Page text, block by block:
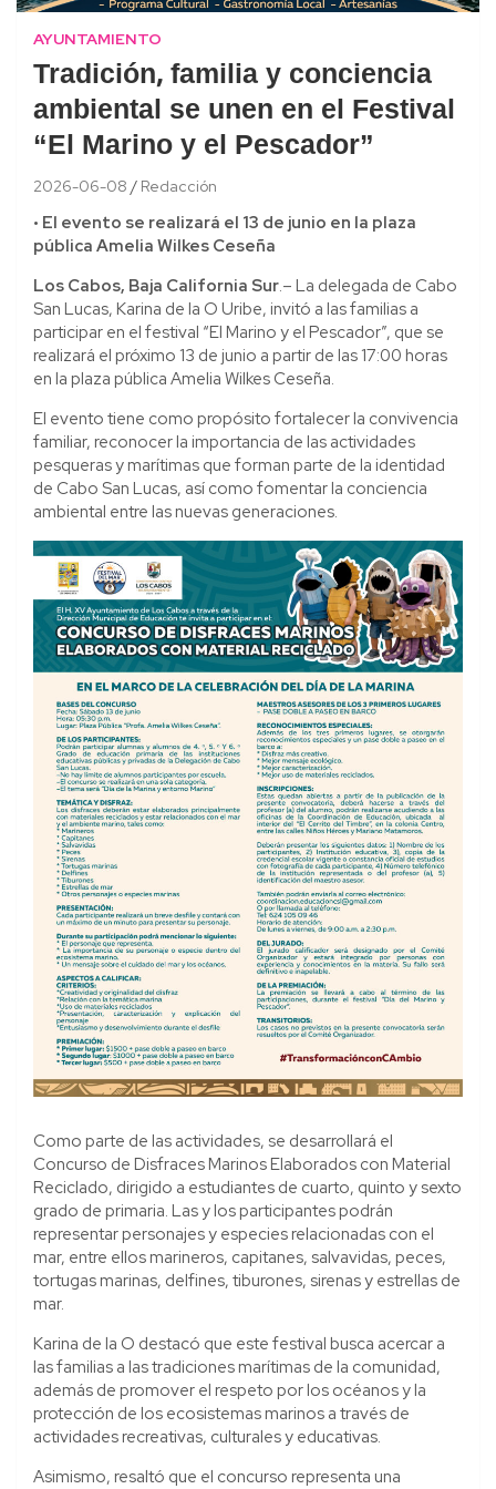
AYUNTAMIENTO
Tradición, familia y conciencia
ambiental se unen en el Festival
“El Marino y el Pescador”
2026-06-08 Redacción
• El evento se realizará el 13 de junio en la plaza
pública Amelia Wilkes Ceseña
Los Cabos, Baja California Sur.– La delegada de Cabo
San Lucas, Karina de la O Uribe, invitó a las familias a
participar en el festival “El Marino y el Pescador”, que se
realizará el próximo 13 de junio a partir de las 17:00 horas
en la plaza pública Amelia Wilkes Ceseña.
El evento tiene como propósito fortalecer la convivencia
familiar, reconocer la importancia de las actividades
pesqueras y marítimas que forman parte de la identidad
de Cabo San Lucas, así como fomentar la conciencia
ambiental entre las nuevas generaciones.
Como parte de las actividades, se desarrollará el
Concurso de Disfraces Marinos Elaborados con Material
Reciclado, dirigido a estudiantes de cuarto, quinto y sexto
grado de primaria. Las y los participantes podrán
representar personajes y especies relacionadas con el
mar, entre ellos marineros, capitanes, salvavidas, peces,
tortugas marinas, delfines, tiburones, sirenas y estrellas de
mar.
Karina de la O destacó que este festival busca acercar a
las familias a las tradiciones marítimas de la comunidad,
además de promover el respeto por los océanos y la
protección de los ecosistemas marinos a través de
actividades recreativas, culturales y educativas.
Asimismo, resaltó que el concurso representa una